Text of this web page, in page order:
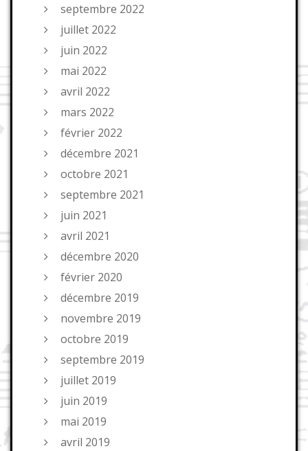
septembre 2022
juillet 2022
juin 2022
mai 2022
avril 2022
mars 2022
février 2022
décembre 2021
octobre 2021
septembre 2021
juin 2021
avril 2021
décembre 2020
février 2020
décembre 2019
novembre 2019
octobre 2019
septembre 2019
juillet 2019
juin 2019
mai 2019
avril 2019